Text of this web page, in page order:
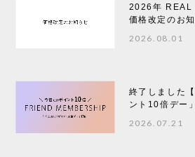
2026年 REAL
価格改定のお
2026.08.01
終了しました
ント10倍デー
2026.07.21